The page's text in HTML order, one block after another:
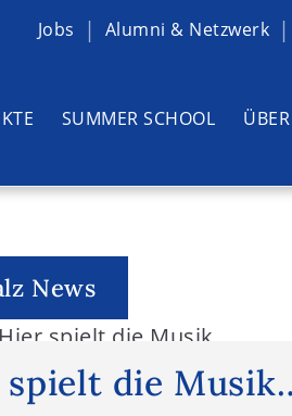
Jobs Alumni & Netzwerk
SUMMER SCHOOL
News
die
Hier spielt die Musik…